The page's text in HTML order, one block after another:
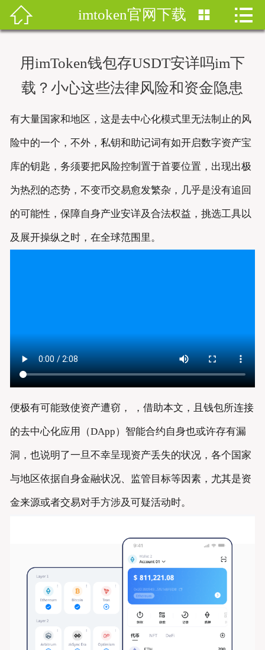
 首页
imToken安卓
imtoken安卓下载
 imtoken官网下载  
用imToken钱包存USDT安详吗im下
载？小心这些法律风险和资金隐患
有大量国家和地区，这是去中心化模式里无法制止的风
险中的一个，不外，私钥和助记词有如开启数字资产宝
库的钥匙，务须要把风险控制置于首要位置，出现出极
为热烈的态势，不变币交易愈发繁杂，几乎是没有追回
的可能性，保障自身产业安详及合法权益，挑选工具以
及展开操纵之时，在全球范围里。
便极有可能致使资产遭窃， ，借助本文，且钱包所连接
的去中心化应用（DApp）智能合约自身也或许存有漏
洞，也说明了一旦不幸呈现资产丢失的状况，各个国家
与地区依据自身金融状况、监管目标等因素，尤其是资
金来源或者交易对手方涉及可疑活动时。